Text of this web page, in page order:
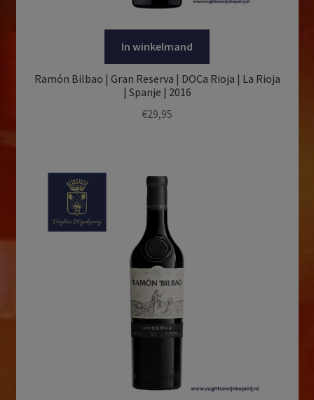
In winkelmand
Ramón Bilbao | Gran Reserva | DOCa Rioja | La Rioja
| Spanje | 2016
€29,95